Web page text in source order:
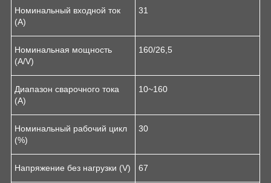
Номинальный входной ток
(А)
31
Номинальная мощность
(A/V)
160/26,5
Диапазон сварочного тока
(А)
10~160
Номинальный рабочий цикл
(%)
30
Напряжение без нагрузки (V) 67